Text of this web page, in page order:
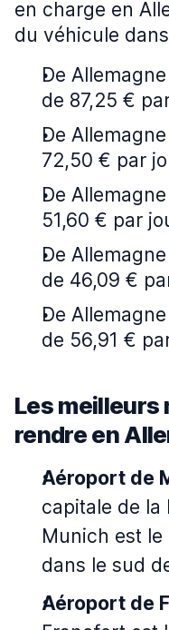
en charge en
du véhicule
De
de 87,25 €
De
72,50 € par
De
51,60 € par
De
de 46,09 €
De
de 56,91 €
Les meilleurs
rendre en
Aéroport de
capitale de la
Munich est
dans le sud
Aéroport de